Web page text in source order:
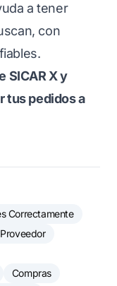
a tener
con
SICAR X y
tus pedidos a
Correctamente
Compras